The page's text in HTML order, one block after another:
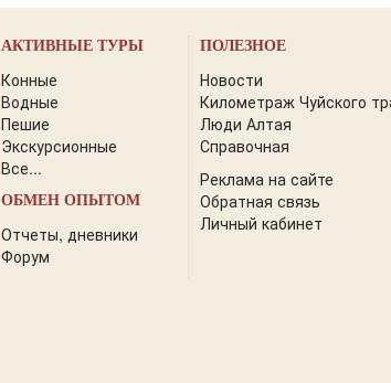
АКТИВНЫЕ ТУРЫ
Конные
Водные
Пешие
Экскурсионные
Все...
ОБМЕН ОПЫТОМ
Отчеты, дневники
Форум
ПОЛЕЗНОЕ
Новости
Километраж Чуйского
Люди Алтая
Справочная
Реклама на сайте
Обратная связь
Личный кабинет